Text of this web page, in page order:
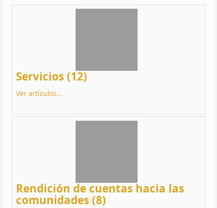
Servicios (12)
Ver artículos...
Rendición de cuentas hacia las
comunidades (8)